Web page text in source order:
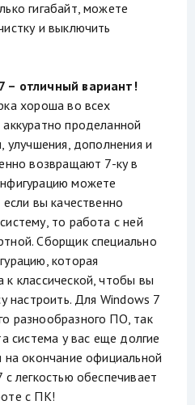
гигабайт, можете
и выключить
– отличный вариант!
хороша во всех
проделанной
дополнения и
возвращают 7-ку в
можете
вы качественно
то работа с ней
Сборщик специально
которая
классической, чтобы вы
настроить. Для Windows 7
разнообразного ПО, так
система у вас еще долгие
окончание официальной
легкостью обеспечивает
с ПК!